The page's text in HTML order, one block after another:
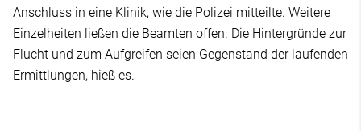
Anschluss in eine Klinik, wie die Polizei mitteilte. Weitere
Einzelheiten ließen die Beamten offen. Die Hintergründe zur
Flucht und zum Aufgreifen seien Gegenstand der laufenden
Ermittlungen, hieß es.